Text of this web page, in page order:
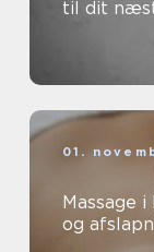
til dit
01.
Massage
og